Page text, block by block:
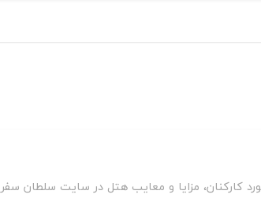
کارکنان، مزایا و معایب هتل در سایت سلطان سفر